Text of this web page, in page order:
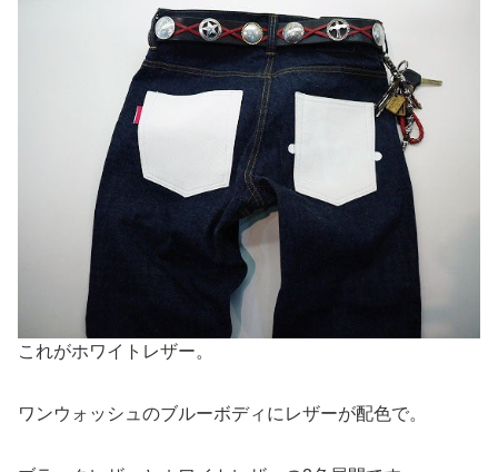
これがホワイトレザー。
ワンウォッシュのブルーボディにレザーが配色で。